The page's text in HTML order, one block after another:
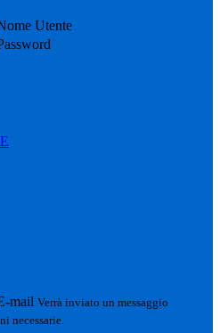
Utente
mail Verrà inviato un messaggio
necessarie.